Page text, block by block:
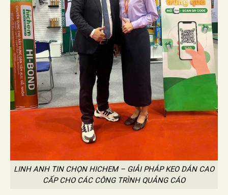
LINH ANH TIN CHỌN HICHEM – GIẢI PHÁP KEO DÁN CAO
CẤP CHO CÁC CÔNG TRÌNH QUẢNG CÁO